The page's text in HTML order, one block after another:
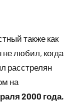
также как
любил, когда
расстрелян
на
2000 года.